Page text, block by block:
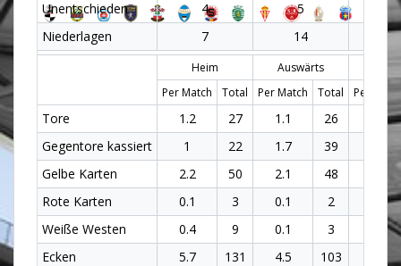
Unentschieden
4 5
9
Niederlagen
7 14
Heim Auswärts
Per Match
Total Per Match Total Per
Tore 1.2 27 1.1 26
Gegentore kassiert
1 22 1.7 39
Gelbe Karten
2.2 50 2.1 48
Rote Karten
0.1 3 0.1 2
Weiße Westen
0.4 9 0.1 3
Ecken
5.7 131 4.5 103